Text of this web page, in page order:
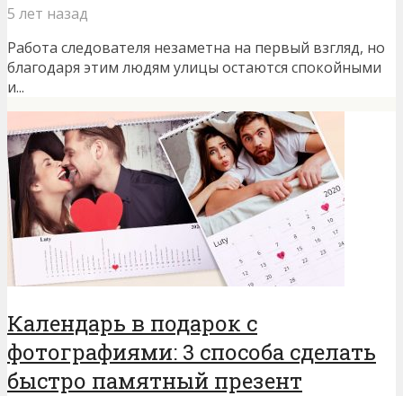
5 лет назад
Работа следователя незаметна на первый взгляд, но
благодаря этим людям улицы остаются спокойными
и...
Календарь в подарок с
фотографиями: 3 способа сделать
быстро памятный презент